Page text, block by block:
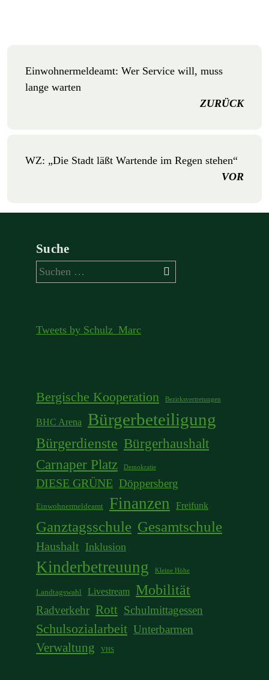
Einwohnermeldeamt: Wer Service will, muss
lange warten
ZURÜCK
WZ: „Die Stadt läßt Wartende im Regen stehen“
VOR
Suche
Suchen
nach:
Tweets by Schulz_Marc
Bergische Kooperation Bezirksvertretungen
BHC Arena Bürgerbeteiligung
Bürgerdienste Bürgerhaushalt
Carnaper Platz
Demokratie
DIESE GRÜNE Döppersberg
Einwohnermeldeamt Finanzen Freifunk
Ganztagsschule Gesamtschule
Haushalt Inklusion
Kinderbetreuung Kleine Höhe
Landtagswahl Livestream Mobilität
Radverkehr Rott Schulmittagessen
Schulsozialarbeit Unterbarmen
Verwaltung VHS